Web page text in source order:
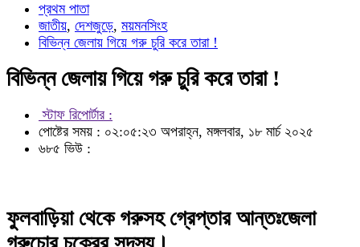
প্রথম পাতা
জাতীয়, দেশজুড়ে, ময়মনসিংহ
বিভিন্ন জেলায় গিয়ে গরু চুরি করে তারা !
বিভিন্ন জেলায় গিয়ে গরু চুরি করে তারা !
স্টাফ রিপোর্টার :
পোষ্টের সময় : ০২:০৫:২৩ অপরাহ্ন, মঙ্গলবার, ১৮ মার্চ ২০২৫
৬৮৫ ভিউ :
ফুলবাড়িয়া থেকে গরুসহ গ্রেপ্তার আন্তঃজেলা